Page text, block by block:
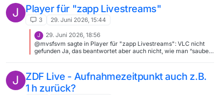
J Player für "zapp Livestreams"
3 29. Juni 2026, 15:44
J
29. Juni 2026, 18:56
@mvsfsvm sagte in Player für "zapp Livestreams": VLC nicht
gefunden Ja, das beantwortet aber auch nicht, wie man “sauber”
vlc heißt und exakt diesen Pfad haben muss: C:\Program
Files\VideoLAN\VLC\vlc.exe Sind Pfad und Name hart codiert?
Sieht fast so aus.
J
ZDF Live - Aufnahmezeitpunkt auch z.B.
1 h zurück?